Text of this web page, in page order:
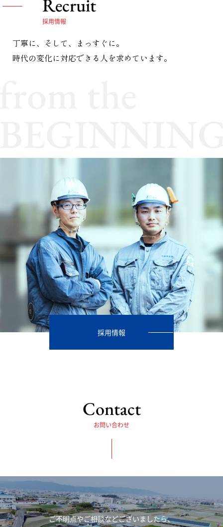
Recruit
採用情報
丁寧に、そして、まっすぐに。
時代の変化に対応できる人を求めています。
採用情報
Contact
お問い合わせ
ご不明点やご相談などございましたら、